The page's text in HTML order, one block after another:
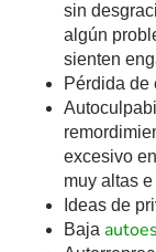
sin
algún
sienten
Pérdida de
excesivo
muy altas
Ideas de
Baja